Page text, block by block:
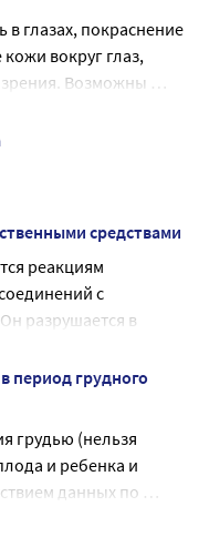
глазах, покраснение
вокруг глаз,
Возможны
средствами
реакциям
с
разрушается в
концентрациях
солями,
Образование осадка
быть вызвано
геля из раствора
в
период грудного
грудью (нельзя
и ребенка и
данных по